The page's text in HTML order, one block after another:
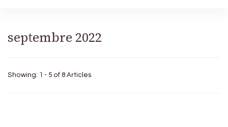
septembre 2022
Showing: 1 - 5 of 8 Articles